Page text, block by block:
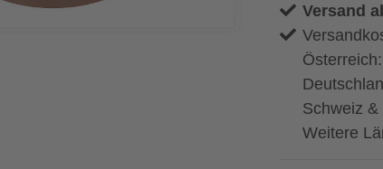
Versand
Schweiz
Weitere